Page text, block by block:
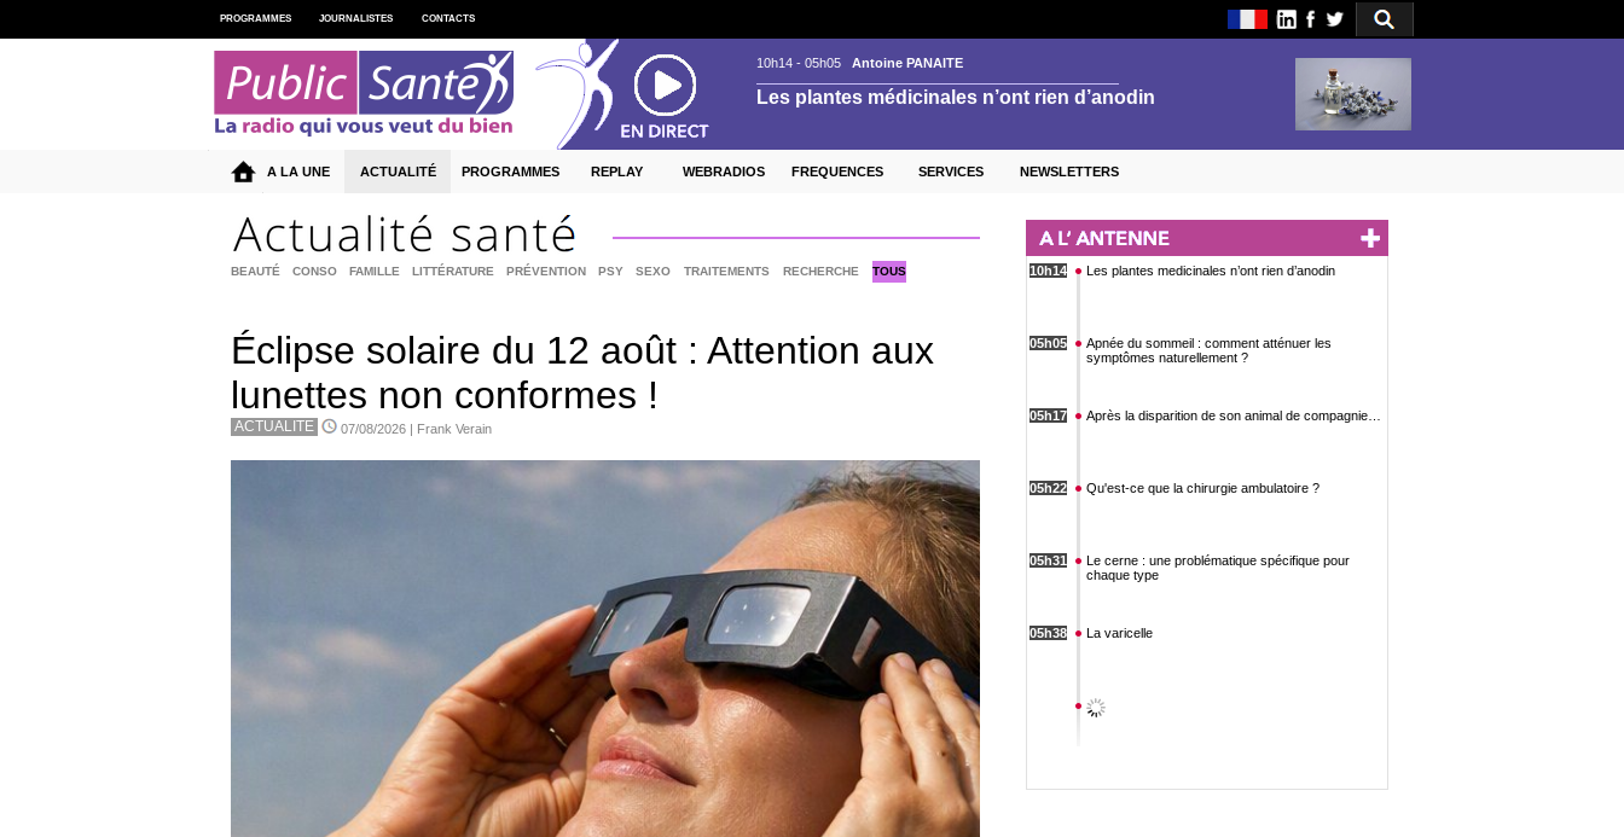
BEAUTÉ CONSO FAMILLE LITTÉRATURE PRÉVENTION PSY SEXO TRAITEMENTS RECHERCHE TOUS
Éclipse solaire du 12 août : Attention aux
lunettes non conformes !
ACTUALITE 07/08/2026 | Frank Verain
PROGRAMMES JOURNALISTES CONTACTS
A LA UNE ACTUALITÉ PROGRAMMES REPLAY WEBRADIOS FREQUENCES SERVICES NEWSLETTERS